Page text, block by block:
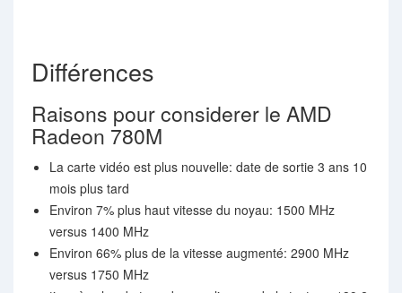
Différences
Raisons pour considerer le AMD
Radeon 780M
La carte vidéo est plus nouvelle: date de sortie 3 ans 10
mois plus tard
Environ 7% plus haut vitesse du noyau: 1500 MHz
versus 1400 MHz
Environ 66% plus de la vitesse augmenté: 2900 MHz
versus 1750 MHz